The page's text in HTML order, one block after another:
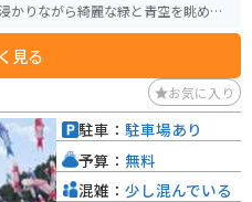
かりながら綺麗な緑と青空を眺める
髪や体を洗うのはオススメしませ
頃の疲れを癒すためにはもってこい
見る
お気に入り
駐車： 駐車場あり
予算： 無料
混雑： 少し混んでいる